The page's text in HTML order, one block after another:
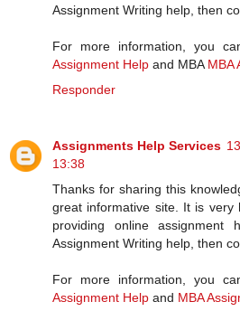
Assignment Writing help, then
For more information, you
Assignment Help and MBA MBA
Responder
Assignments Help Services
13:38
Thanks for sharing this
great informative site. It is very
providing online
Assignment Writing help, then
For more information, you
Assignment Help and MBA